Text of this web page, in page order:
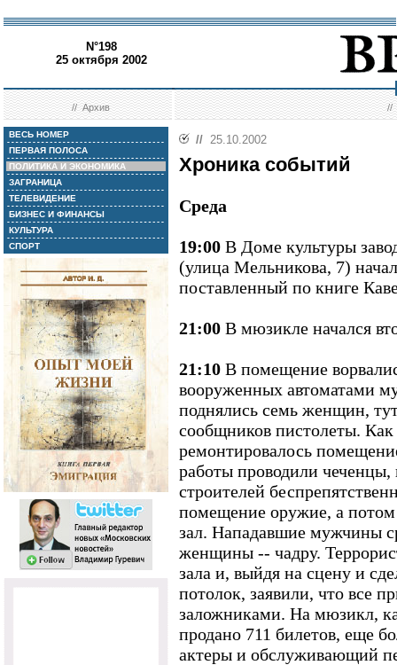
N°198
25 октября 2002
//Архив //
ВЕСЬ НОМЕР
ПЕРВАЯ ПОЛОСА
ПОЛИТИКА И ЭКОНОМИКА
ЗАГРАНИЦА
ТЕЛЕВИДЕНИЕ
БИЗНЕС И ФИНАНСЫ
КУЛЬТУРА
СПОРТ
// 25.10.2002
Хроника событий
Среда
19:00 В Доме культуры
(улица Мельникова, 7)
поставленный по книге
21:00 В мюзикле начался
21:10 В помещение
вооруженных автоматами
поднялись семь женщин,
сообщников пистолеты.
ремонтировалось
работы проводили
строителей
помещение оружие, а
зал. Нападавшие мужчины
женщины -- чадру.
зала и, выйдя на сцену и
потолок, заявили, что все
заложниками. На мюзикл,
продано 711 билетов, еще
актеры и обслуживающий